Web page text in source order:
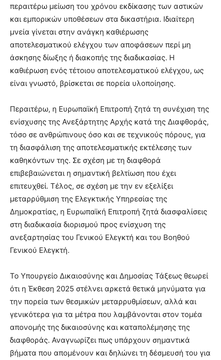
περαιτέρω μείωση του χρόνου εκδίκασης των αστικών
και εμπορικών υποθέσεων στα δικαστήρια. Ιδιαίτερη
μνεία γίνεται στην ανάγκη καθιέρωσης
αποτελεσματικού ελέγχου των αποφάσεων περί μη
άσκησης δίωξης ή διακοπής της διαδικασίας. Η
καθιέρωση ενός τέτοιου αποτελεσματικού ελέγχου, ως
είναι γνωστό, βρίσκεται σε πορεία υλοποίησης.
Περαιτέρω, η Ευρωπαϊκή Επιτροπή ζητά τη συνέχιση της
ενίσχυσης της Ανεξάρτητης Αρχής κατά της Διαφθοράς,
τόσο σε ανθρώπινους όσο και σε τεχνικούς πόρους, για
τη διασφάλιση της αποτελεσματικής εκτέλεσης των
καθηκόντων της. Σε σχέση με τη διαφθορά
επιβεβαιώνεται η σημαντική βελτίωση που έχει
επιτευχθεί. Τέλος, σε σχέση με την εν εξελίξει
μεταρρύθμιση της Ελεγκτικής Υπηρεσίας της
Δημοκρατίας, η Ευρωπαϊκή Επιτροπή ζητά διασφαλίσεις
στη διαδικασία διορισμού προς ενίσχυση της
ανεξαρτησίας του Γενικού Ελεγκτή και του Βοηθού
Γενικού Ελεγκτή.
Το Υπουργείο Δικαιοσύνης και Δημοσίας Τάξεως θεωρεί
ότι η Έκθεση 2025 στέλνει αρκετά θετικά μηνύματα για
την πορεία των θεσμικών μεταρρυθμίσεων, αλλά και
γενικότερα για τα μέτρα που λαμβάνονται στον τομέα
απονομής της δικαιοσύνης και καταπολέμησης της
διαφθοράς. Αναγνωρίζει πως υπάρχουν σημαντικά
βήματα που απομένουν και δηλώνει τη δέσμευσή του για